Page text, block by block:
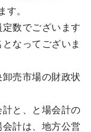
す。
数でございます
なってございま
売市場の財政状
と、と場会計の
計は、地方公営